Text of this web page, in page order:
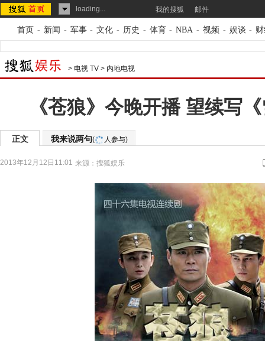
loading... 我的搜狐 邮件
首页 - 新闻 - 军事 - 文化 - 历史 - 体育 - NBA - 视频 - 娱谈 -
> 电视 TV > 内地电视
《苍狼》今晚开播 望续写
正文 我来说两句( 人参与)
2013年12月12日11:01 来源： 搜狐娱乐